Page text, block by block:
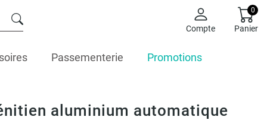
Compte
0
Panier
Passementerie Promotions
aluminium automatique